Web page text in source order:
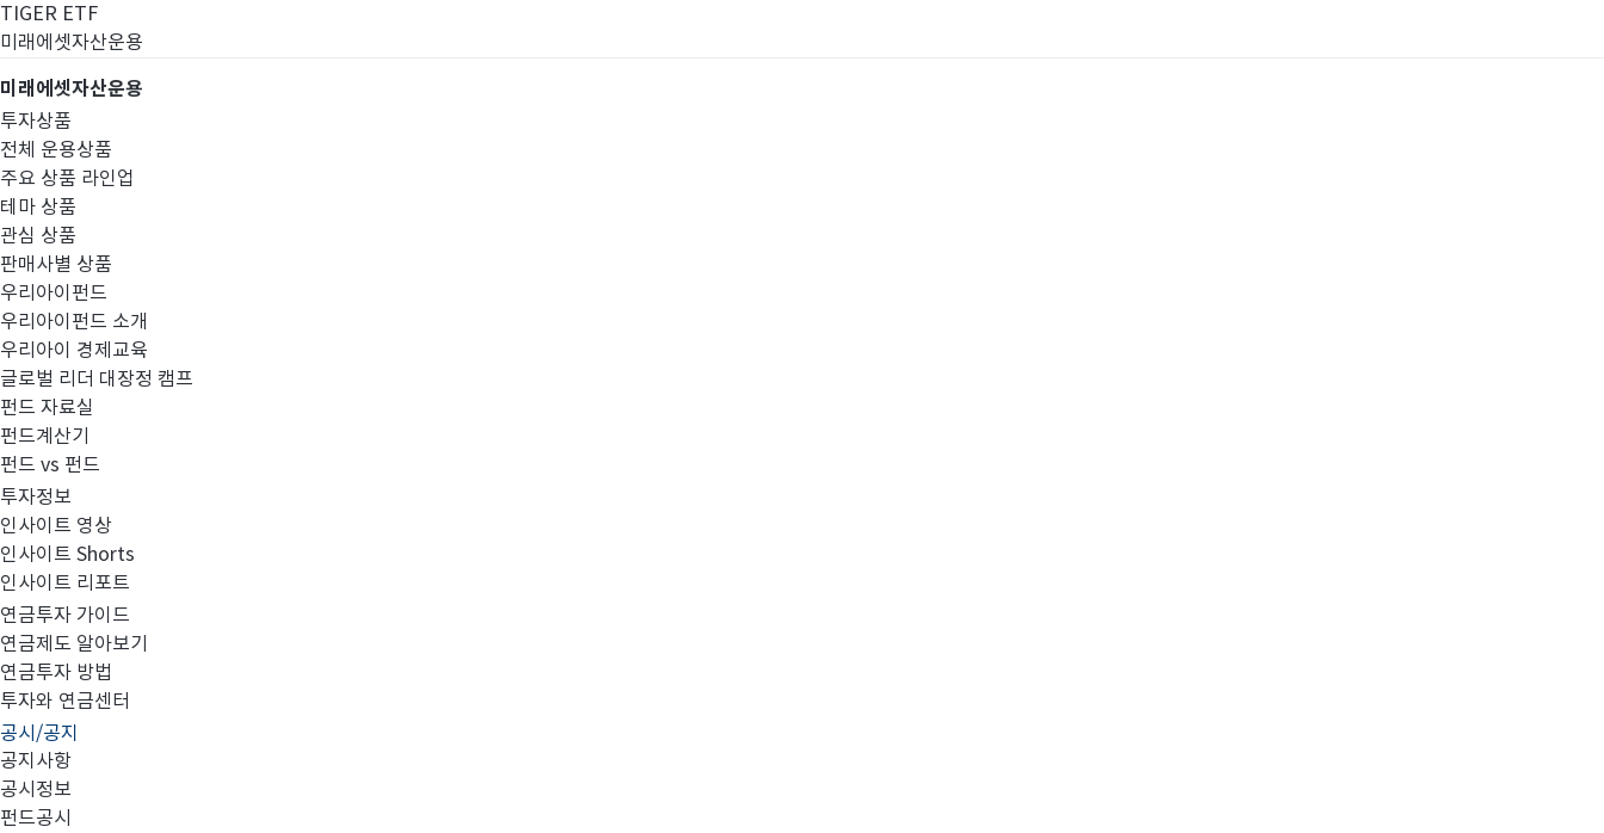
TIGER ETF
미래에셋자산운용
미래에셋자산운용
투자상품
전체 운용상품
주요 상품 라인업
테마 상품
관심 상품
판매사별 상품
우리아이펀드
우리아이펀드 소개
우리아이 경제교육
글로벌 리더 대장정 캠프
펀드 자료실
펀드계산기
펀드 vs 펀드
투자정보
인사이트 영상
인사이트 Shorts
인사이트 리포트
연금투자 가이드
연금제도 알아보기
연금투자 방법
투자와 연금센터
공시/공지
공지사항
공시정보
펀드공시
경영공시
임원선임 보고
첨부와 같이 임원 선임을 공시합니다